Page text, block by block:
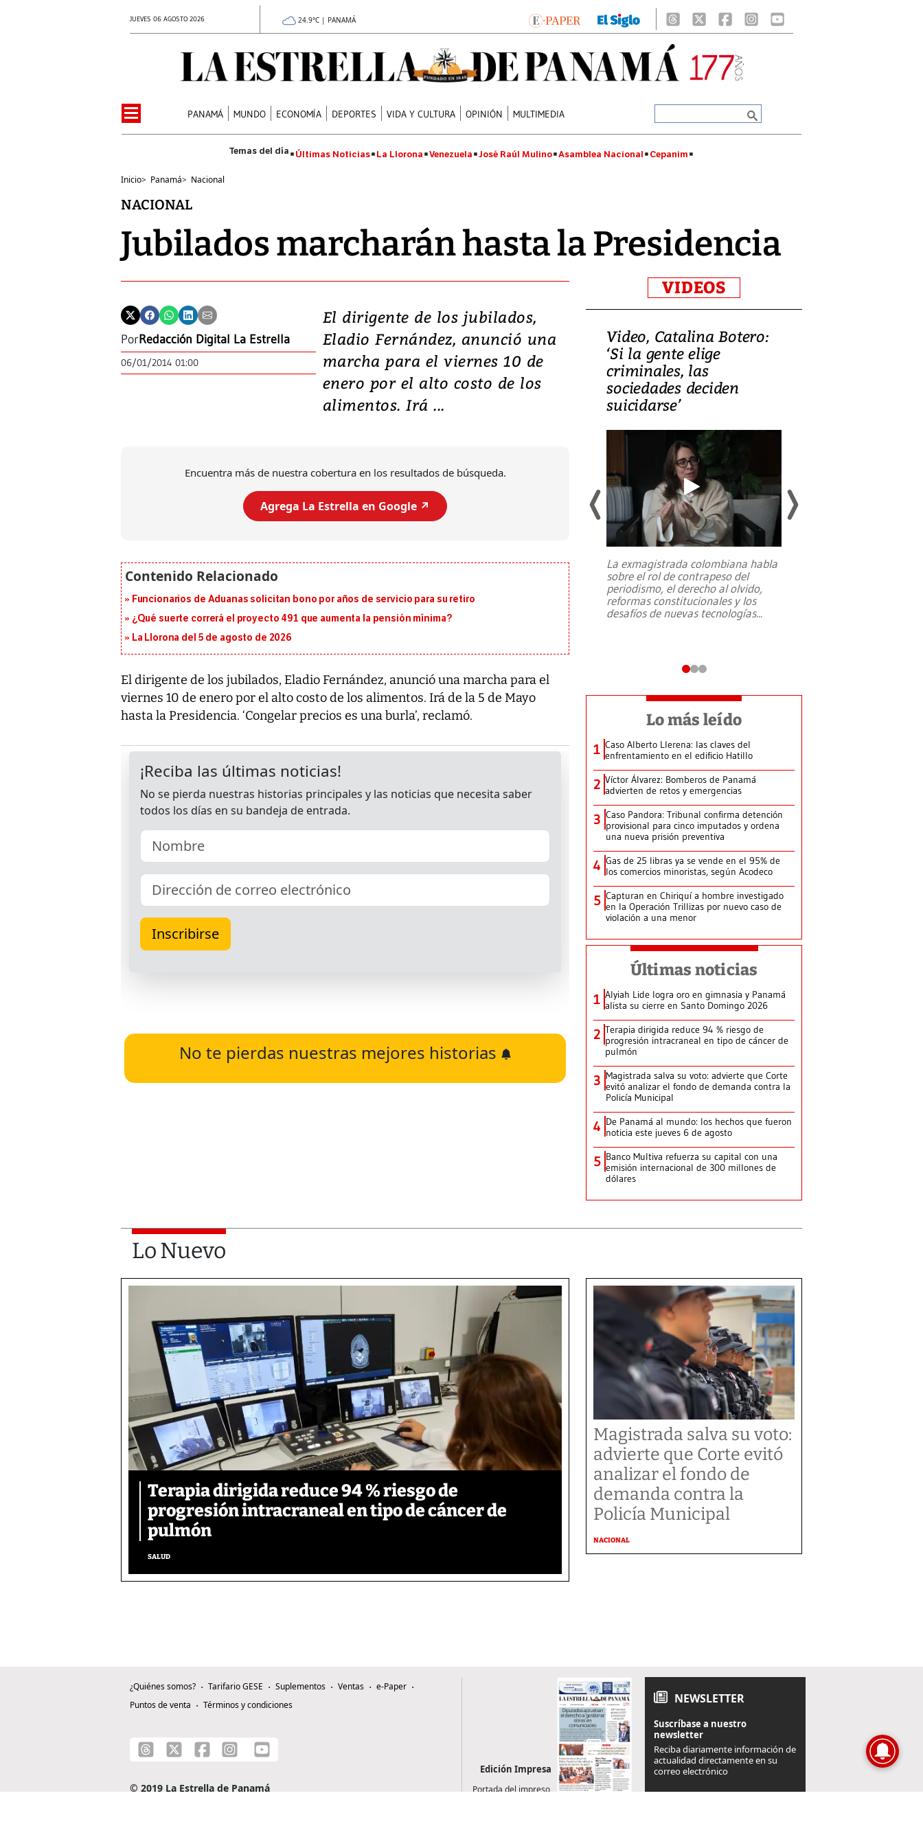
JUEVES 06 AGOSTO 2026 24.9°C | PANAMÁ
PANAMÁ MUNDO ECONOMÍA DEPORTES VIDA Y CULTURA OPINIÓN MULTIMEDIA
Últimas Noticias La Llorona Venezuela José Raúl Mulino Asamblea Nacional Cepanim
Inicio> Panamá> Nacional
NACIONAL
Jubilados marcharán hasta la Presidencia
PorRedacción Digital La Estrella
06/01/2014 01:00
El dirigente de los jubilados,
Eladio Fernández, anunció una
marcha para el viernes 10 de
enero por el alto costo de los
alimentos. Irá ...
Encuentra más de nuestra cobertura en los resultados de búsqueda.
Agrega La Estrella en Google ↗️
Funcionarios de Aduanas solicitan bono por años de servicio para su retiro
¿Qué suerte correrá el proyecto 491 que aumenta la pensión mínima?
La Llorona del 5 de agosto de 2026
El dirigente de los jubilados, Eladio Fernández, anunció una marcha para el
viernes 10 de enero por el alto costo de los alimentos. Irá de la 5 de Mayo
hasta la Presidencia. ‘Congelar precios es una burla’, reclamó.
No te pierdas nuestras mejores historias
VIDEOS
Video, Japón: Terremoto
deja heridos y graves
daños en Kumamoto
al sur de Japón, provocando una
Video, Catalina Botero:
‘Si la gente elige
criminales, las
sociedades deciden
suicidarse’
La exmagistrada colombiana habla
sobre el rol de contrapeso del
periodismo, el derecho al olvido,
reformas constitucionales y los
desafíos de nuevas tecnologías...
Lo más leído
1 Caso Alberto Llerena: las claves del
enfrentamiento en el edificio Hatillo
2 Víctor Álvarez: Bomberos de Panamá
advierten de retos y emergencias
3 Caso Pandora: Tribunal confirma detención
provisional para cinco imputados y ordena
una nueva prisión preventiva
4 Gas de 25 libras ya se vende en el 95% de
los comercios minoristas, según Acodeco
5 Capturan en Chiriquí a hombre investigado
en la Operación Trillizas por nuevo caso de
violación a una menor
Últimas noticias
1 Alyiah Lide logra oro en gimnasia y Panamá
alista su cierre en Santo Domingo 2026
2 Terapia dirigida reduce 94 % riesgo de
progresión intracraneal en tipo de cáncer de
pulmón
3 Magistrada salva su voto: advierte que Corte
evitó analizar el fondo de demanda contra la
Policía Municipal
4 De Panamá al mundo: los hechos que fueron
noticia este jueves 6 de agosto
5 Banco Multiva refuerza su capital con una
emisión internacional de 300 millones de
dólares
Lo Nuevo
Terapia dirigida reduce 94 % riesgo de
progresión intracraneal en tipo de cáncer de
pulmón
SALUD
Magistrada salva su voto:
advierte que Corte evitó
analizar el fondo de
demanda contra la
Policía Municipal
NACIONAL
¿Quiénes somos? Tarifario GESE Suplementos Ventas
e-Paper
Puntos de venta
Términos y condiciones
© 2019 La Estrella de Panamá
Edición Impresa
Portada del impreso
NEWSLETTER
Suscríbase a nuestro
newsletter
Reciba diariamente información de
actualidad directamente en su
correo electrónico